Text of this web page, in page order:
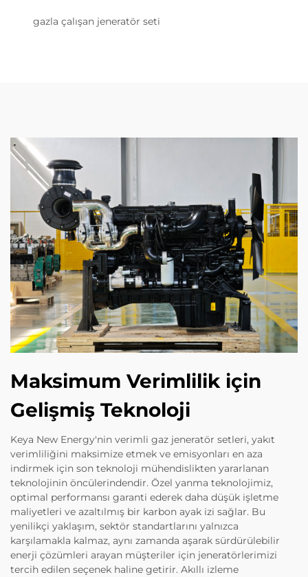
gazla çalışan jeneratör seti
Maksimum Verimlilik için
Gelişmiş Teknoloji
Keya New Energy'nin verimli gaz jeneratör setleri, yakıt
verimliliğini maksimize etmek ve emisyonları en aza
indirmek için son teknoloji mühendislikten yararlanan
teknolojinin öncülerindendir. Özel yanma teknolojimiz,
optimal performansı garanti ederek daha düşük işletme
maliyetleri ve azaltılmış bir karbon ayak izi sağlar. Bu
yenilikçi yaklaşım, sektör standartlarını yalnızca
karşılamakla kalmaz, aynı zamanda aşarak sürdürülebilir
enerji çözümleri arayan müşteriler için jeneratörlerimizi
tercih edilen seçenek haline getirir. Akıllı izleme